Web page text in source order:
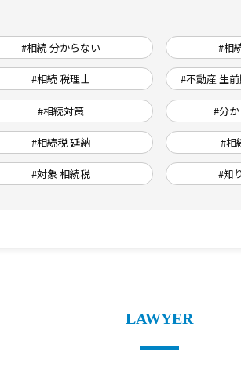
#相続 分からない #相
#相続 税理士 #不動産 生
#相続対策 #分
#相続税 延納 #相
#対象 相続税 #知
LAWYER